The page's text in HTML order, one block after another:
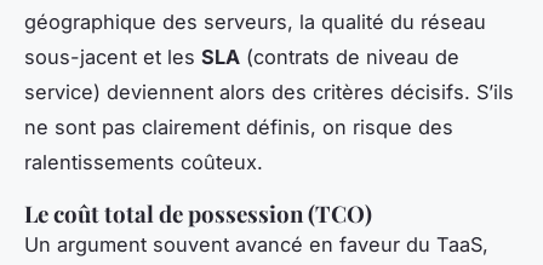
géographique des serveurs, la qualité du réseau
sous-jacent et les SLA (contrats de niveau de
service) deviennent alors des critères décisifs. S’ils
ne sont pas clairement définis, on risque des
ralentissements coûteux.
Le coût total de possession (TCO)
Un argument souvent avancé en faveur du TaaS,